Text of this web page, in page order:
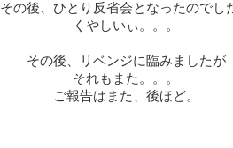
その後、ひとり反省会となったのでし
くやしいぃ。。。
その後、リベンジに臨みましたが
それもまた。。。
ご報告はまた、後ほど。